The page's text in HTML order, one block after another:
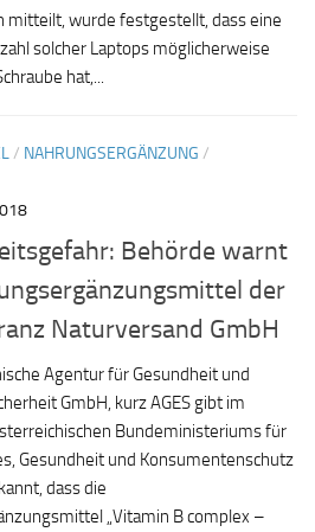
mitteilt, wurde festgestellt, dass eine
solcher Laptops möglicherweise
hat,...
/ NAHRUNGSERGÄNZUNG /
Behörde warnt
der
Naturversand GmbH
Agentur für Gesundheit und
GmbH, kurz AGES gibt im
Bundeministeriums für
Gesundheit und Konsumentenschutz
dass die
„Vitamin B complex –